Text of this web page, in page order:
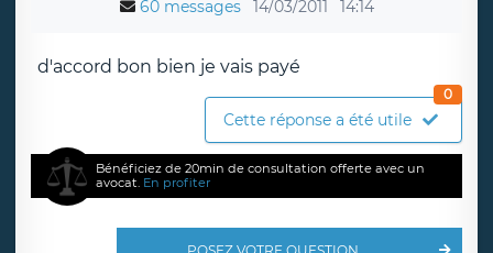
60 messages 14/03/2011 14:14
d'accord bon bien je vais payé
Cette réponse a été utile
0
Bénéficiez de 20min de consultation offerte avec un
avocat. En profiter